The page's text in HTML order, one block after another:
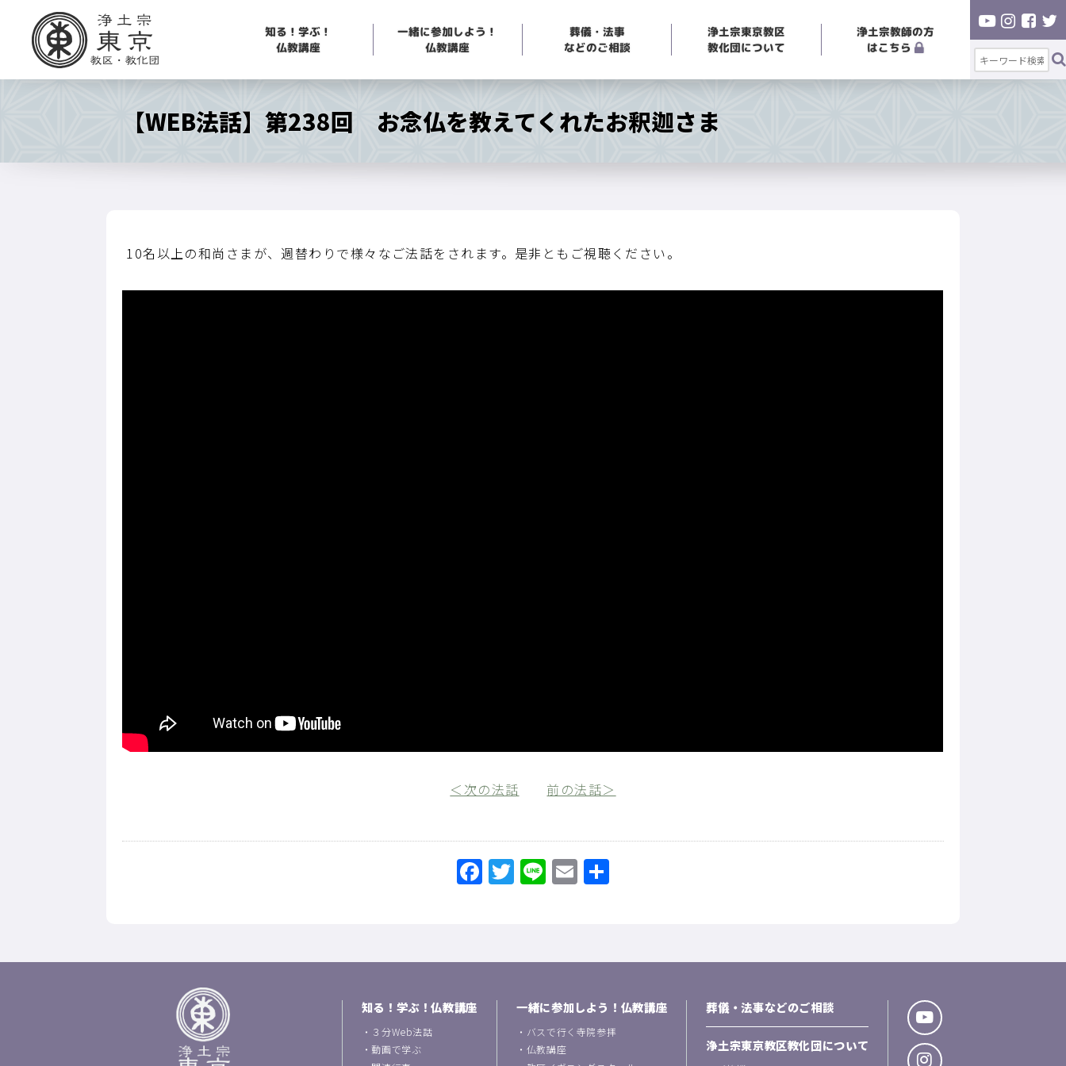
知る！学ぶ！
仏教講座
一緒に参加しよう！
仏教講座
葬儀・法事
などのご相談
浄土宗東京教区
教化団について
浄土宗教師の方
はこちら
【WEB法話】第238回 お念仏を教えてくれたお釈迦さま
10名以上の和尚さまが、週替わりで様々なご法話をされます。是非ともご視聴ください。
＜次の法話 前の法話＞
Facebook
Twitter
LineEmail
知る！学ぶ！仏教講座
・ ３分Web法話
・動画で学ぶ
一緒に参加しよう！仏教講座
・ バスで行く寺院参拝
・ 仏教講座
葬儀・法事などのご相談
浄土宗東京教区教化団について